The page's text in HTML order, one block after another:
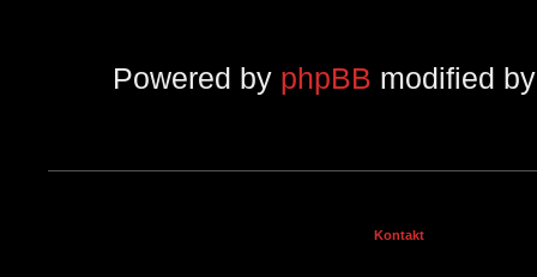
Powered by phpBB modified
Kontakt